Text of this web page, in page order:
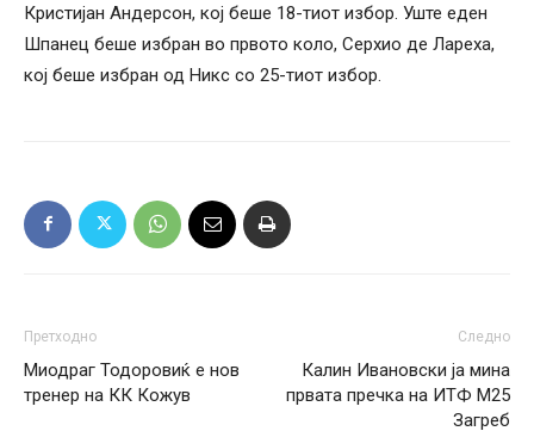
Кристијан Андерсон, кој беше 18-тиот избор. Уште еден
Шпанец беше избран во првото коло, Серхио де Лареха,
кој беше избран од Никс со 25-тиот избор.
Претходно
Миодраг Тодоровиќ е нов
тренер на КК Кожув
Следно
Калин Ивановски ја мина
првата пречка на ИТФ М25
Загреб